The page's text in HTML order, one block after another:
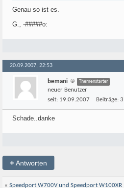
Genau so ist es.
G., -#####o:
20.09.2007, 22:53
bemani Themenstarter
neuer Benutzer
seit: 19.09.2007 Beiträge: 3
Schade..danke
+Antworten
« Speedport W700V und Speedport W100XR